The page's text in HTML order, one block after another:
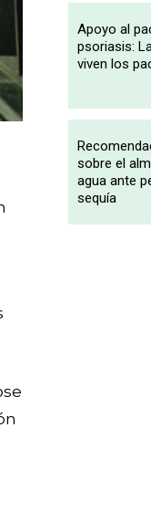
Apoyo al
psoriasis:
viven los
sobre el
agua ante
sequía